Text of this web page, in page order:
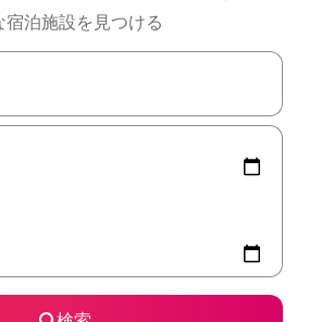
泊施設を見つける
ら、上下の矢印キーを使って移動するか